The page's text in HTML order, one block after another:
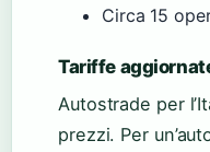
Circa 15
Tariffe
Autostrade per
prezzi. Per